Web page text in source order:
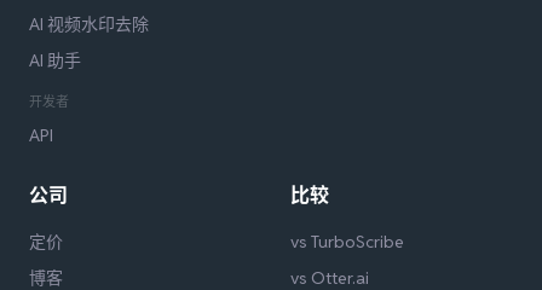
AI 视频水印去除
AI 助手
开发者
API
公司
定价
博客
比较
vs TurboScribe
vs Otter.ai